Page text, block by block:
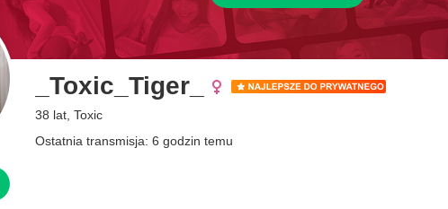
_Toxic_Tiger_
38 lat, Toxic
Ostatnia transmisja: 6 godzin temu